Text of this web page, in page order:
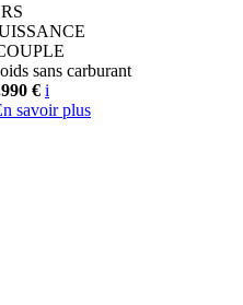
sans carburant
€ i
savoir plus